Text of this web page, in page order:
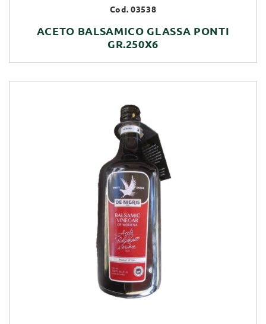
Cod. 03538
ACETO BALSAMICO GLASSA PONTI
GR.250X6